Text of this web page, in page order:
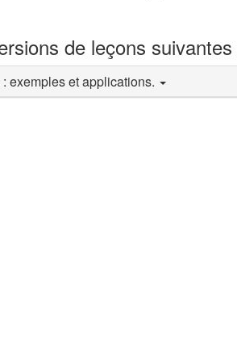
de leçons suivantes
exemples et applications.